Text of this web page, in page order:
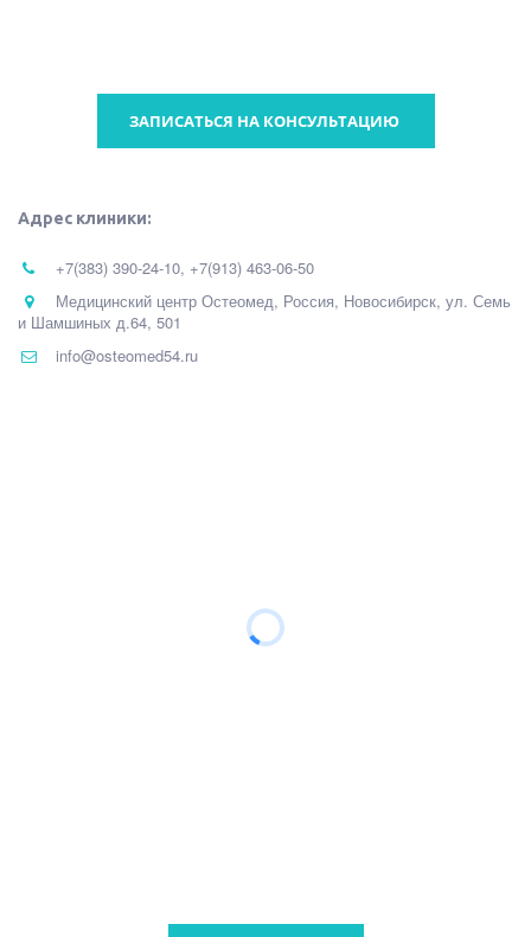
ЗАПИСАТЬСЯ НА КОНСУЛЬТАЦИЮ
Адрес клиники:
+7(383) 390-24-10, +7(913) 463-06-50
Медицинский центр Остеомед, Россия, Новосибирск, ул. Семь
и Шамшиных д.64, 501
info@osteomed54.ru